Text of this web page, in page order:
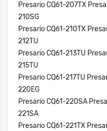
Presario CQ61-207TX
210SG
Presario CQ61-210TX
212TU
Presario CQ61-213TU
215TU
Presario CQ61-217TU
220EG
Presario CQ61-220SA
221SA
Presario CQ61-221TX